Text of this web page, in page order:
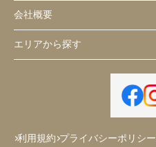
会社概要
エリアから探す
利用規約 プライバシーポリシー